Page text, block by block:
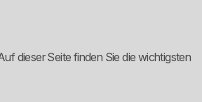
dieser Seite finden Sie die wichtigsten